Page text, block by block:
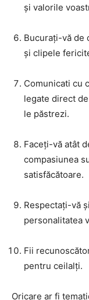
și valorile
Bucurați-vă de
și clipele
Comunicati cu
legate direct
le păstrezi.
Faceți-vă atât
compasiunea
satisfăcătoare.
Respectați-vă
personalitatea
Fii
pentru ceilalți.
Oricare ar fi